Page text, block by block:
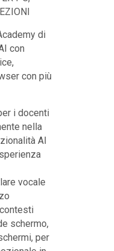
di
con
con più
i docenti
nella
AI
vocale
schermo,
per